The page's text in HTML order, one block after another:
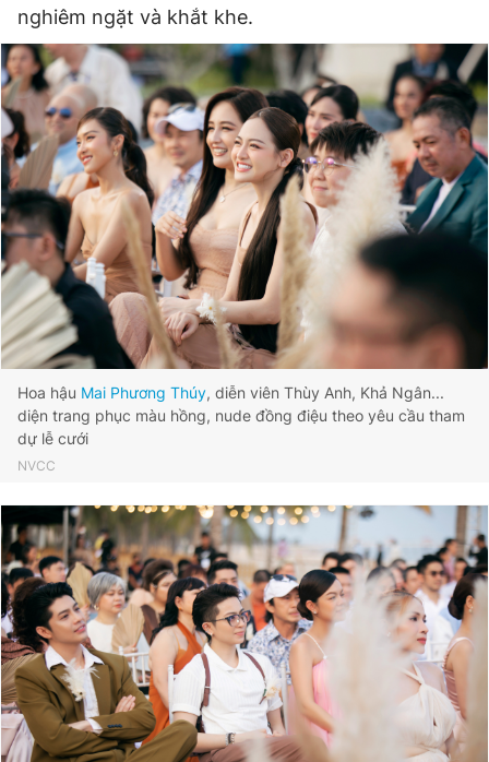
nghiêm ngặt và khắt khe.
Hoa hậu Mai Phương Thúy, diễn viên Thùy Anh, Khả Ngân...
diện trang phục màu hồng, nude đồng điệu theo yêu cầu tham
dự lễ cưới
NVCC